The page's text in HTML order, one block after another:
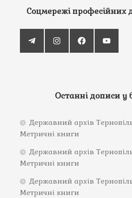
Соцмережі професійних
Останні дописи у
Державний архів
Метричні книги
Державний архів
Метричні книги
Державний архів
Метричні книги